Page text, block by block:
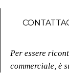
Per essere
commerciale, è